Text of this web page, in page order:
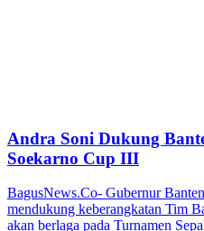
Andra Soni Dukung
Soekarno Cup III
BagusNews.Co- Gubernur
mendukung keberangkatan Tim
akan berlaga pada Turnamen